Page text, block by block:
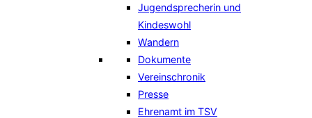
Jugendsprecherin und
Kindeswohl
Wandern
Dokumente
Vereinschronik
Presse
Ehrenamt im TSV